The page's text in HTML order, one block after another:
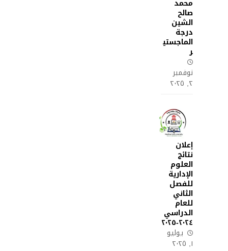
محمد
صالح
الشين
درجة
الماجستي
ر
نوفمبر
٢, ٢٠٢٥
إعلان
نتائج
العلوم
الإدارية
للفصل
الثاني
للعام
الدراسي
٢٠٢٤-٢٠٢٥
يوليو
١, ٢٠٢٥